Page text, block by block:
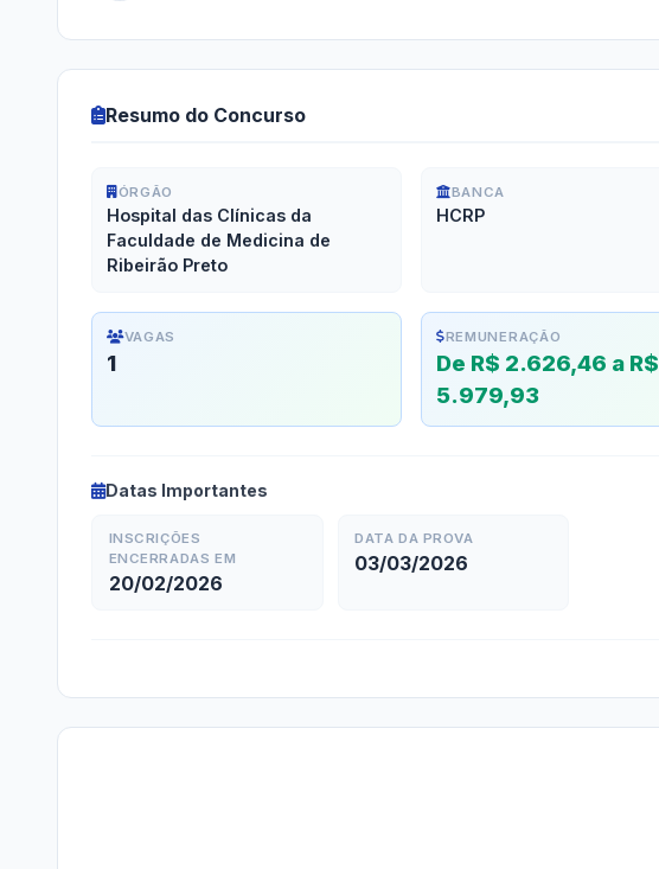
Resumo do Concurso
ÓRGÃO
Hospital das Clínicas da
Faculdade de Medicina de
Ribeirão Preto
BANCA
HCRP
VAGAS
1
REMUNERAÇÃO
De R$ 2.626,46 a R$
5.979,93
Datas Importantes
INSCRIÇÕES
ENCERRADAS EM
20/02/2026
DATA DA PROVA
03/03/2026